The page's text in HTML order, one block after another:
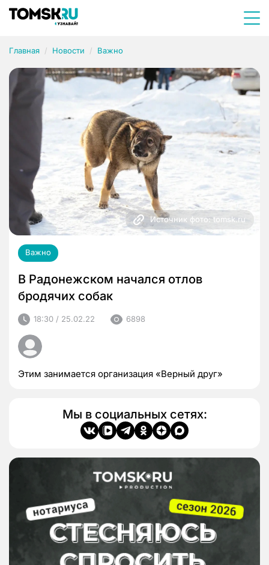
Главная Новости Важно
Источник фото: tomsk.ru
Важно
В Радонежском начался отлов
бродячих собак
18:30 / 25.02.22 6898
Этим занимается организация «Верный друг»
Мы в социальных сетях: